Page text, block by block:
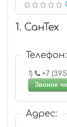
1. СанТех
Телефон:
1)
Звонок
Адрес: